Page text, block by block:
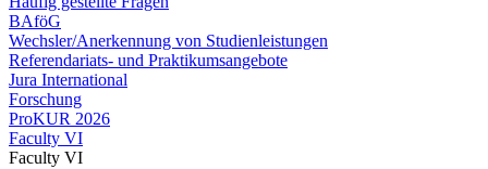
BAföG
Wechsler/Anerkennung von Studienleistungen
Referendariats- und Praktikumsangebote
Jura International
Forschung
ProKUR 2026
Faculty VI
Faculty VI